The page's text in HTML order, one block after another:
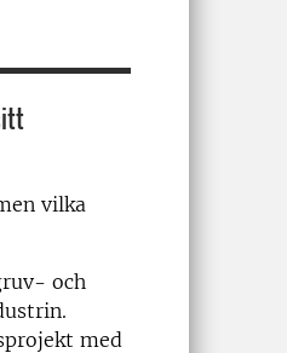
vilka
och
med